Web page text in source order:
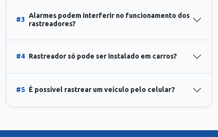
#3
Alarmes podem interferir no funcionamento dos
rastreadores?
#4 Rastreador só pode ser instalado em carros?
#5 É possível rastrear um veículo pelo celular?